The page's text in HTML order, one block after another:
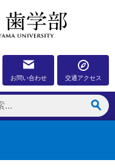
お問い合わせ 交通アクセス